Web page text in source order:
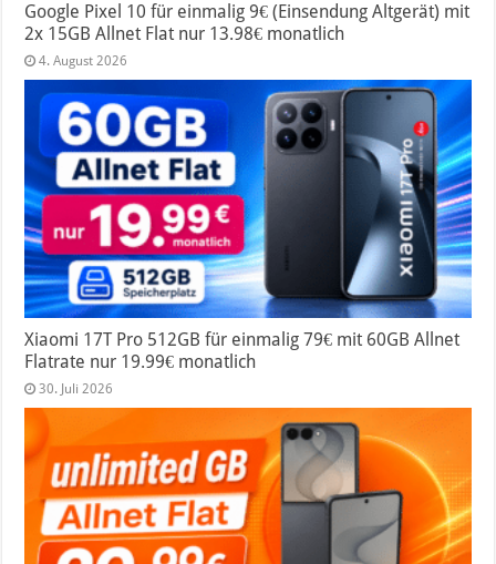
Google Pixel 10 für einmalig 9€ (Einsendung Altgerät) mit
2x 15GB Allnet Flat nur 13.98€ monatlich
4. August 2026
Xiaomi 17T Pro 512GB für einmalig 79€ mit 60GB Allnet
Flatrate nur 19.99€ monatlich
30. Juli 2026